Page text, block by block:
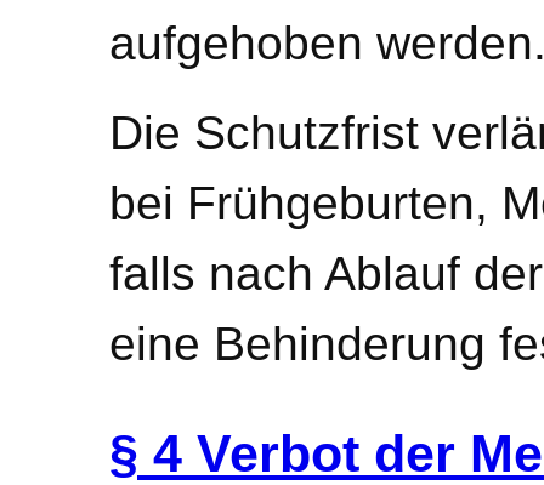
aufgehoben
Die Schutzfrist
bei Frühgeburten,
falls nach Ablauf
eine Behinderung
§ 4 Verbot der